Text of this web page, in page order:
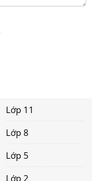
Lớp 11
Lớp 8
Lớp 5
Lớp 2